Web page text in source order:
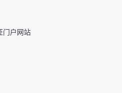
门户网站